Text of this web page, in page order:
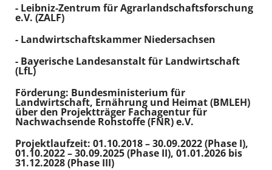
- Leibniz-Zentrum für Agrarlandschaftsforschung
e.V. (ZALF)
- Landwirtschaftskammer Niedersachsen
- Bayerische Landesanstalt für Landwirtschaft
(LfL)
Förderung: Bundesministerium für
Landwirtschaft, Ernährung und Heimat (BMLEH)
über den Projektträger Fachagentur für
Nachwachsende Rohstoffe (FNR) e.V.
Projektlaufzeit: 01.10.2018 – 30.09.2022 (Phase I),
01.10.2022 – 30.09.2025 (Phase II), 01.01.2026 bis
31.12.2028 (Phase III)